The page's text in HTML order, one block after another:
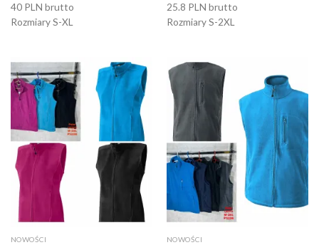
40 PLN brutto
Rozmiary S-XL
25.8 PLN brutto
Rozmiary S-2XL
NOWOŚCI NOWOŚCI